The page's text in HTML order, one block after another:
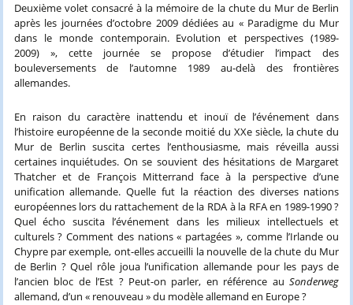
Deuxième volet consacré à la mémoire de la chute du Mur de Berlin
après les journées d’octobre 2009 dédiées au « Paradigme du Mur
dans le monde contemporain. Evolution et perspectives (1989-
2009) », cette journée se propose d’étudier l’impact des
bouleversements de l’automne 1989 au-delà des frontières
allemandes.
En raison du caractère inattendu et inouï de l’événement dans
l’histoire européenne de la seconde moitié du XXe siècle, la chute du
Mur de Berlin suscita certes l’enthousiasme, mais réveilla aussi
certaines inquiétudes. On se souvient des hésitations de Margaret
Thatcher et de François Mitterrand face à la perspective d’une
unification allemande. Quelle fut la réaction des diverses nations
européennes lors du rattachement de la RDA à la RFA en 1989-1990 ?
Quel écho suscita l’événement dans les milieux intellectuels et
culturels ? Comment des nations « partagées », comme l’Irlande ou
Chypre par exemple, ont-elles accueilli la nouvelle de la chute du Mur
de Berlin ? Quel rôle joua l’unification allemande pour les pays de
l’ancien bloc de l’Est ? Peut-on parler, en référence auSonderweg
allemand, d’un « renouveau » du modèle allemand en Europe ?